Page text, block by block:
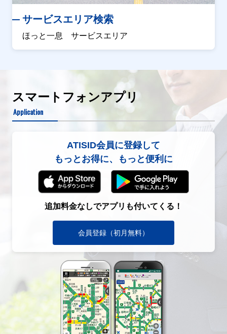
サービスエリア検索
ほっと一息 サービスエリア
スマートフォンアプリ
Application
ATISID会員に登録して
もっとお得に、もっと便利に
追加料金なしでアプリも付いてくる！
会員登録（初月無料）